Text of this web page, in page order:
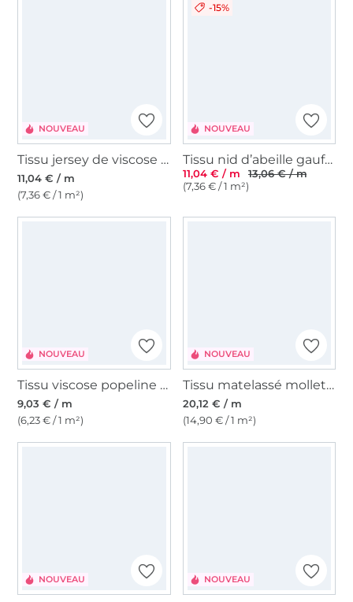
NOUVEAU
Tissu jersey de viscose Botanical Meadow, vert olive
11,04 € / m
(7,36 € / 1 m²)
NOUVEAU
-15%
Tissu nid d’abeille gaufré Ariana, kaki
11,04 € / m
13,06 € / m
(7,36 € / 1 m²)
NOUVEAU
Tissu viscose popeline Wild Flowers, bleu foncé
9,03 € / m
(6,23 € / 1 m²)
NOUVEAU
Tissu matelassé molletoné velours Fleurs, baies
20,12 € / m
(14,90 € / 1 m²)
NOUVEAU NOUVEAU